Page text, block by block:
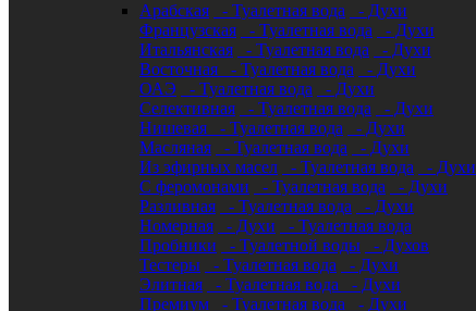
Арабская
- Туалетная вода
- Духи
Французская
- Туалетная вода
- Духи
Итальянская
- Туалетная вода
- Духи
Восточная
- Туалетная вода
- Духи
ОАЭ
- Туалетная вода
- Духи
Селективная
- Туалетная вода
- Духи
Нишевая
- Туалетная вода
- Духи
Масляная
- Туалетная вода
- Духи
Из эфирных масел
- Туалетная вода
- Духи
С феромонами
- Туалетная вода
- Духи
Разливная
- Туалетная вода
- Духи
Номерная
- Духи
- Туалетная вода
Пробники
- Туалетной воды
- Духов
Тестеры
- Туалетная вода
- Духи
Элитная
- Туалетная вода
- Духи
Премиум
- Туалетная вода
- Духи